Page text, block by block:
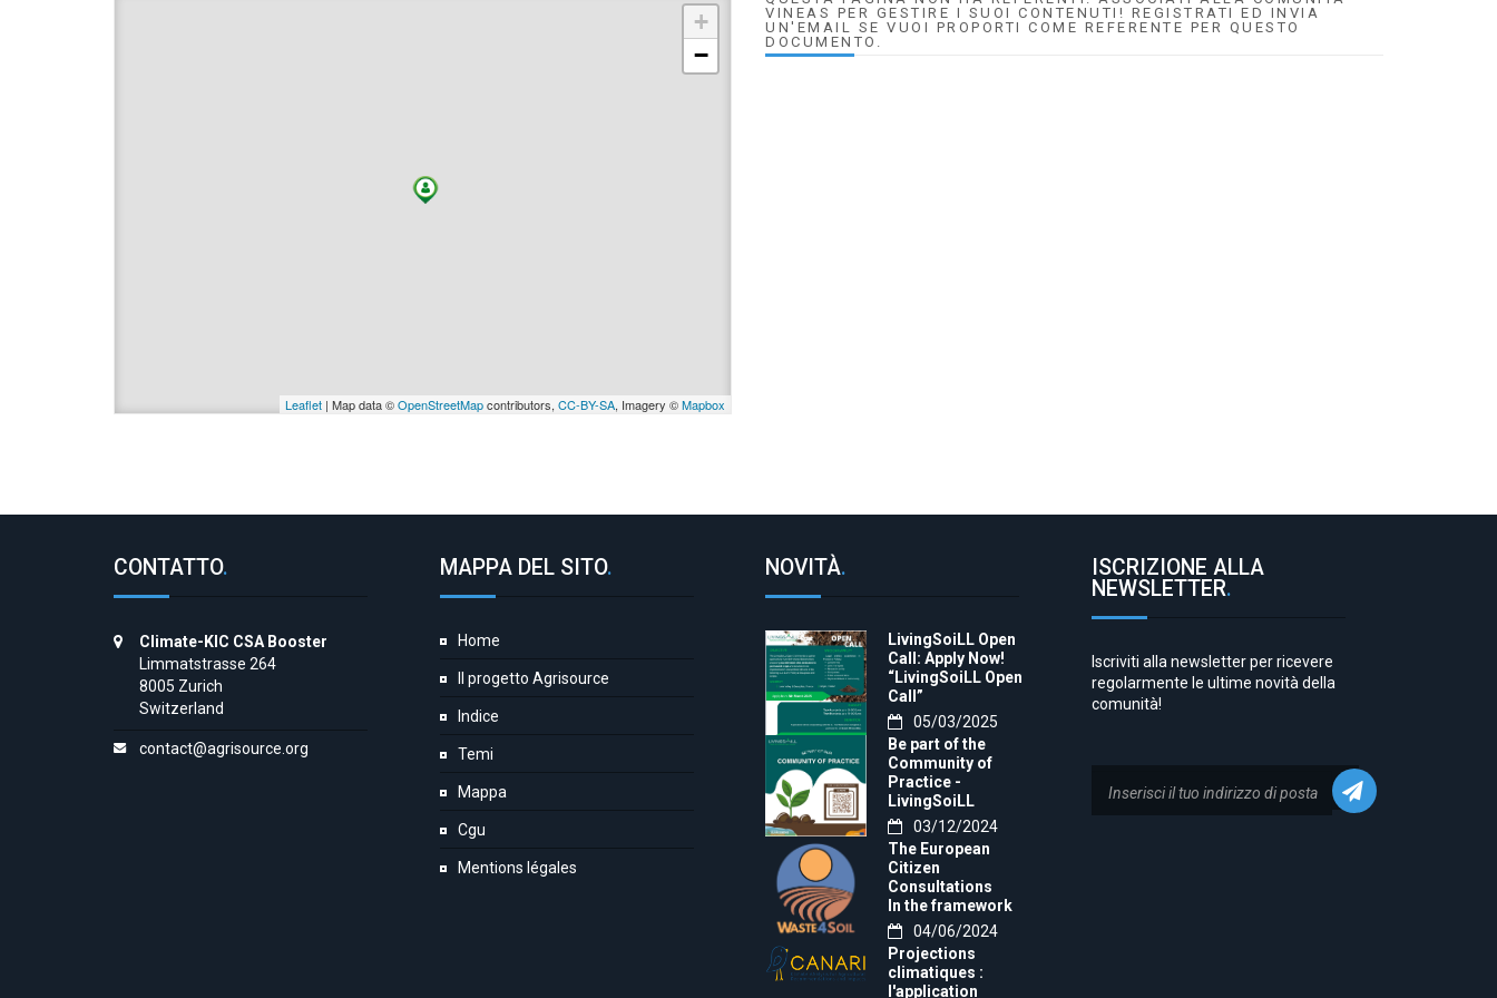
+
−
Leaflet | Map data ©OpenStreetMapcontributors, CC-BY-SA, Imagery ©Mapbox
VINEAS PER GESTIRE I SUOI CONTENUTI! REGISTRATI ED INVIA
UN'EMAIL SE VUOI PROPORTI COME REFERENTE PER QUESTO
DOCUMENTO.
CONTATTO.
Climate-KIC CSA Booster
Limmatstrasse 264
8005 Zurich
Switzerland
contact@agrisource.org
MAPPA DEL SITO.
Home
Il progetto Agrisource
Indice
Temi
Mappa
Cgu
Mentions légales
NOVITÀ.
LivingSoiLL Open
Call: Apply Now!
“LivingSoiLL Open
Call”
05/03/2025
Be part of the
Community of
Practice -
LivingSoiLL
project
LivingSoiLL
project is
conducting a
Questionnaire to
create our
Community of
Practice (CoP)
03/12/2024
The European
Citizen
Consultations
In the framework
of the project this
month, we want to
invite you to the
Europe-wide
04/06/2024
Projections
climatiques :
l'application
ISCRIZIONE ALLA
NEWSLETTER.
Iscriviti alla newsletter per ricevere
regolarmente le ultime novità della
comunità!